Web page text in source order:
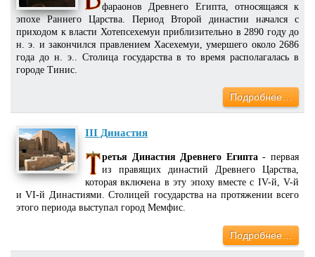
фараонов Древнего Египта, относящаяся к
эпохе Раннего Царства. Период Второй династии начался с
приходом к власти Хотепсехемуи приблизительно в 2890 году до
н. э. и закончился правлением Хасехемуи, умершего около 2686
года до н. э.. Столица государства в то время располагалась в
городе Тинис.
Подробнее…
III Династия
ретья Династия Древнего Египта- первая
из правящих династий Древнего Царства,
которая включена в эту эпоху вместе с IV-й, V-й
и VI-й Династиями. Столицей государства на протяжении всего
этого периода выступал город Мемфис.
Подробнее…